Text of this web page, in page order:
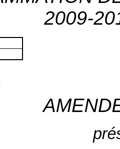
2009-